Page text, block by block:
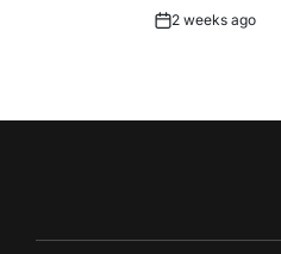
Post2 weeks ago